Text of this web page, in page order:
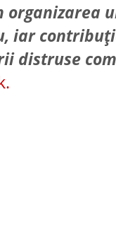
organizarea
iar
distruse